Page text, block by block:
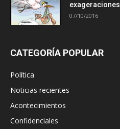
exageraciones
07/10/2016
CATEGORÍA POPULAR
Política
Noticias recientes
Acontecimientos
Confidenciales